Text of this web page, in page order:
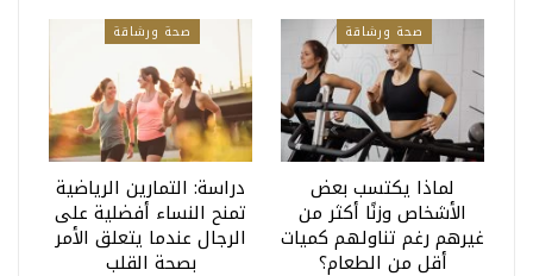
صحة ورشاقة
لماذا يكتسب بعض
الأشخاص وزنًا أكثر من
غيرهم رغم تناولهم كميات
أقل من الطعام؟
صحة ورشاقة
دراسة: التمارين الرياضية
تمنح النساء أفضلية على
الرجال عندما يتعلق الأمر
بصحة القلب